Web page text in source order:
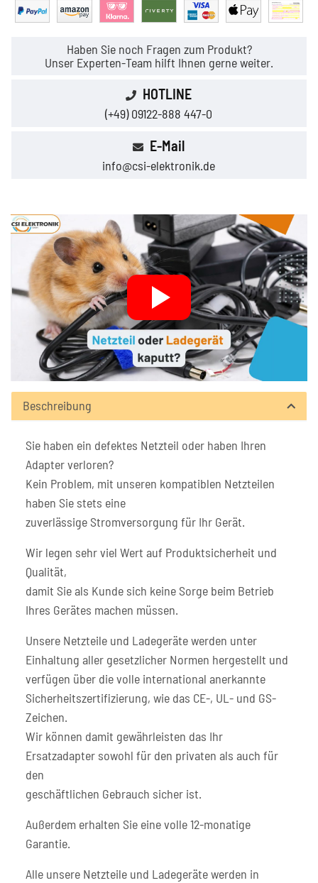
Haben Sie noch Fragen zum Produkt?
Unser Experten-Team hilft Ihnen gerne weiter.
HOTLINE
(+49) 09122-888 447-0
E-Mail
info@csi-elektronik.de
Beschreibung
Sie haben ein defektes Netzteil oder haben Ihren
Adapter verloren?
Kein Problem, mit unseren kompatiblen Netzteilen
haben Sie stets eine
zuverlässige Stromversorgung für Ihr Gerät.
Wir legen sehr viel Wert auf Produktsicherheit und
Qualität,
damit Sie als Kunde sich keine Sorge beim Betrieb
Ihres Gerätes machen müssen.
Unsere Netzteile und Ladegeräte werden unter
Einhaltung aller gesetzlicher Normen hergestellt und
verfügen über die volle international anerkannte
Sicherheitszertifizierung, wie das CE-, UL- und GS-
Zeichen.
Wir können damit gewährleisten das Ihr
Ersatzadapter sowohl für den privaten als auch für
den
geschäftlichen Gebrauch sicher ist.
Außerdem erhalten Sie eine volle 12-monatige
Garantie.
Alle unsere Netzteile und Ladegeräte werden in